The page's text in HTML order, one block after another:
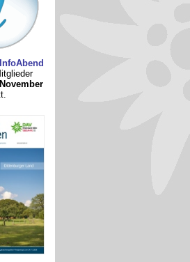
InfoAbend